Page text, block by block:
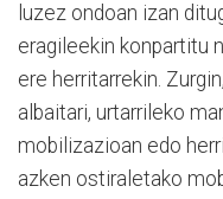
luzez ondoan izan
eragileekin konpartitu
ere herritarrekin.
albaitari, urtarrileko
mobilizazioan edo
azken ostiraletako